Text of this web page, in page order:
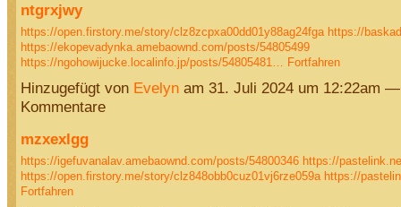
ntgrxjwy
https://open.firstory.me/story/clz8zcpxa00dd01y88ag24fga https://
https://ekopevadynka.amebaownd.com/posts/54805499
https://ngohowijucke.localinfo.jp/posts/54805481… Fortfahren
Hinzugefügt von Evelynam 31. Juli 2024 um 12:22am
Kommentare
mzxexlgg
https://igefuvanalav.amebaownd.com/posts/54800346 https://
https://open.firstory.me/story/clz848obb0cuz01vj6rze059a https://
Fortfahren